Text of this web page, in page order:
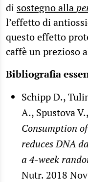
di sostegno alla
l’effetto di
questo effetto
caffè un prezioso
Bibliografia
Schipp D.,
A., Spustova
Consumption
reduces DNA
a 4-week
Nutr. 2018